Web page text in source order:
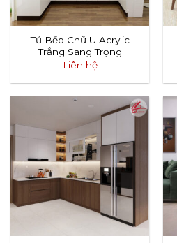
Tủ Bếp Chữ U Acrylic
Trắng Sang Trọng
Liên hệ